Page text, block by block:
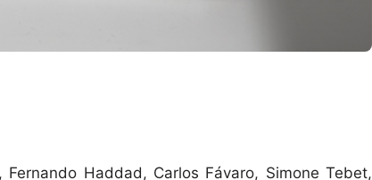
Haddad, Carlos Fávaro, Simone Tebet,